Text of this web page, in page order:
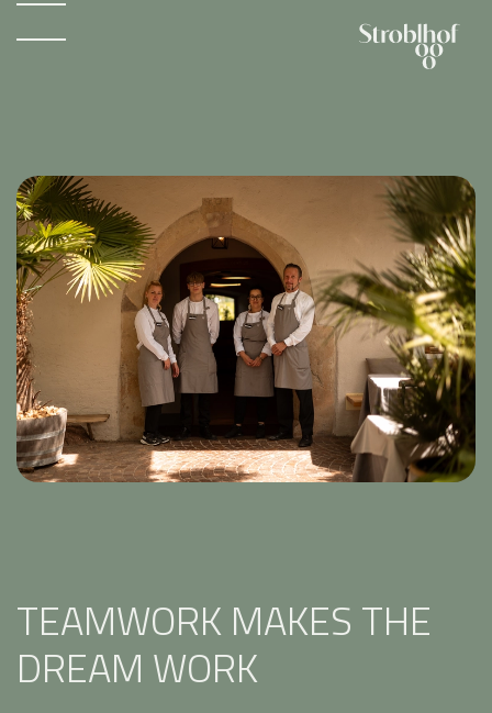
TEAMWORK MAKES THE
DREAM WORK